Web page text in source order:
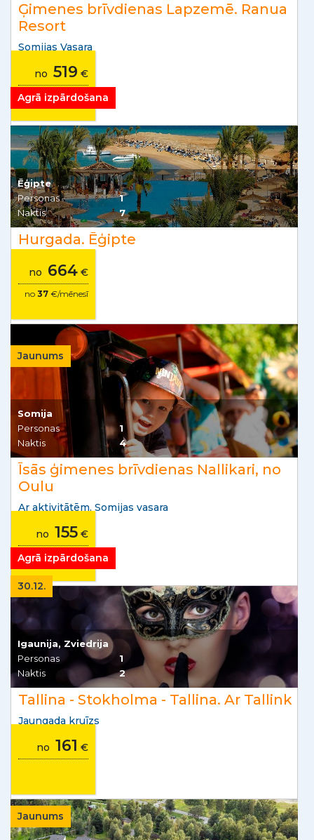
Ģimenes brīvdienas Lapzemē. Ranua
Resort
Somijas Vasara
no 519 €
no32€/mēnesī
Agrā izpārdošana
Ēģipte
Personas
1
Naktis
7
Hurgada. Ēģipte
no 664 €
no 37 €/mēnesī
Jaunums
Somija
Personas
1
Naktis
4
Īsās ģimenes brīvdienas Nallikari, no
Oulu
Ar aktivitātēm. Somijas vasara
no 155 €
Agrā izpārdošana
30.12.
Igaunija, Zviedrija
Personas
1
Naktis
2
Tallina - Stokholma - Tallina. Ar Tallink
Jaungada kruīzs
no 161 €
Jaunums